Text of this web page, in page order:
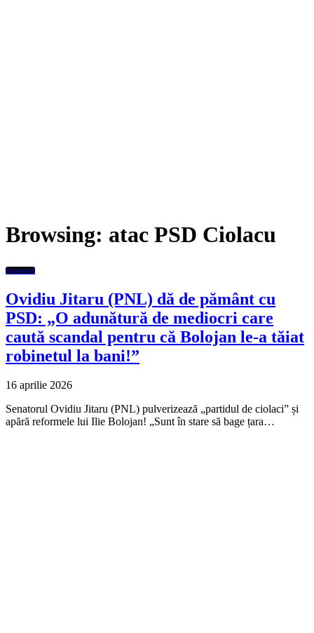
Browsing: atac PSD Ciolacu
Featured
Ovidiu Jitaru (PNL) dă de pământ cu
PSD: „O adunătură de mediocri care
caută scandal pentru că Bolojan le-a tăiat
robinetul la bani!”
16 aprilie 2026
Senatorul Ovidiu Jitaru (PNL) pulverizează „partidul de ciolaci” și
apără reformele lui Ilie Bolojan! „Sunt în stare să bage țara…